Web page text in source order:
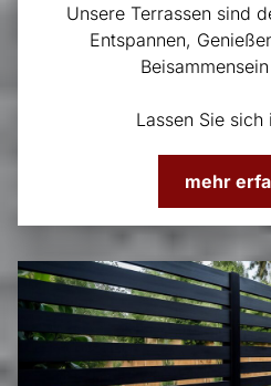
Unsere Terrassen sind
Entspannen,
Lassen Sie sich
mehr